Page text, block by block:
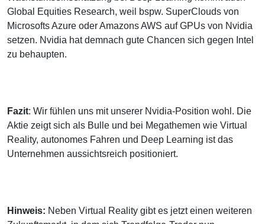
Global Equities Research, weil bspw. SuperClouds von
Microsofts Azure oder Amazons AWS auf GPUs von Nvidia
setzen. Nvidia hat demnach gute Chancen sich gegen Intel
zu behaupten.
Fazit: Wir fühlen uns mit unserer Nvidia-Position wohl. Die
Aktie zeigt sich als Bulle und bei Megathemen wie Virtual
Reality, autonomes Fahren und Deep Learning ist das
Unternehmen aussichtsreich positioniert.
Hinweis: Neben Virtual Reality gibt es jetzt einen weiteren